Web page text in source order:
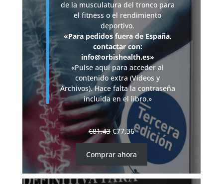
de la musculatura del tronco para
el fitness o el rendimiento
deportivo.
«Para pedidos fuera de España,
contactar con:
info@orbishealth.es»
«Pulse aquí para acceder al
contenido extra (Videos y
Archivos). Hace falta la contraseña
incluida en el libro.»
€81,43 €77,36
Comprar ahora